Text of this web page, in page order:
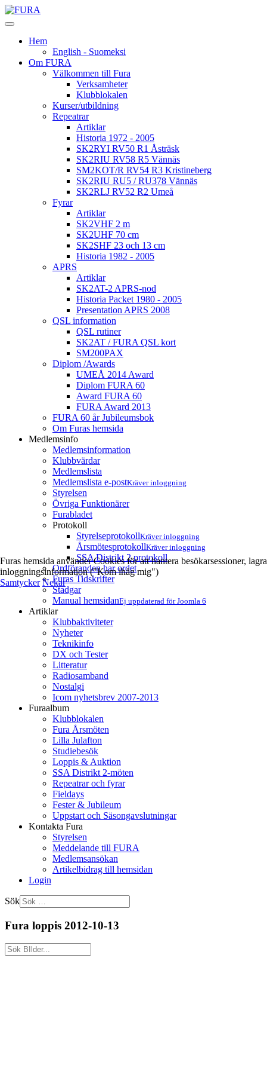
Hem
English - Suomeksi
Om FURA
Välkommen till Fura
Verksamheter
Klubblokalen
Kurser/utbildning
Repeatrar
Artiklar
Historia 1972 - 2005
SK2RYI RV50 R1 Åsträsk
SK2RIU RV58 R5 Vännäs
SM2KOT/R RV54 R3 Kristineberg
SK2RIU RU5 / RU378 Vännäs
SK2RLJ RV52 R2 Umeå
Fyrar
Artiklar
SK2VHF 2 m
SK2UHF 70 cm
SK2SHF 23 och 13 cm
Historia 1982 - 2005
APRS
Artiklar
SK2AT-2 APRS-nod
Historia Packet 1980 - 2005
Presentation APRS 2008
QSL information
QSL rutiner
SK2AT / FURA QSL kort
SM200PAX
Diplom /Awards
UMEÅ 2014 Award
Diplom FURA 60
Award FURA 60
FURA Award 2013
FURA 60 år Jubileumsbok
Om Furas hemsida
Medlemsinfo
Medlemsinformation
Klubbvärdar
Medlemslista
Medlemslista e-postKräver inloggning
Styrelsen
Övriga Funktionärer
Furabladet
Protokoll
StyrelseprotokollKräver inloggning
ÅrsmötesprotokollKräver inloggning
SSA Distrikt 2 protokoll
Ordföranden har ordet
Furas Tidskrifter
Stadgar
Manual hemsidanEj uppdaterad för Joomla 6
Artiklar
Klubbaktiviteter
Nyheter
Teknikinfo
DX och Tester
Litteratur
Radiosamband
Nostalgi
Icom nyhetsbrev 2007-2013
Furaalbum
Klubblokalen
Fura Årsmöten
Lilla Julafton
Studiebesök
Loppis & Auktion
SSA Distrikt 2-möten
Repeatrar och fyrar
Fieldays
Fester & Jubileum
Uppstart och Säsongavslutningar
Kontakta Fura
Styrelsen
Meddelande till FURA
Medlemsansökan
Artikelbidrag till hemsidan
Login
Sök
Fura loppis 2012-10-13
Furas hemsida använder Cookies för att hantera besökarsessioner, lagra
inloggningsinformation ("Kom ihåg mig")
Samtycker Nekar